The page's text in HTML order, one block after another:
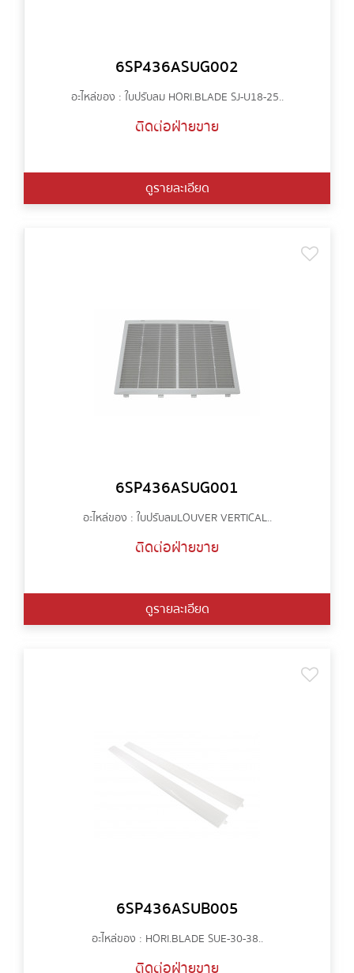
6SP436ASUG002
อะไหล่ของ : ใบปรับลม HORI.BLADE SJ-U18-25..
ติดต่อฝ่ายขาย
ดูรายละเอียด
6SP436ASUG001
อะไหล่ของ : ใบปรับลม LOUVER VERTICAL..
ติดต่อฝ่ายขาย
ดูรายละเอียด
6SP436ASUB005
อะไหล่ของ : HORI.BLADE SUE-30-38..